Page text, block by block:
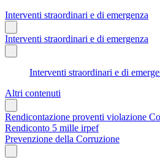
Interventi straordinari e di emergenza
Interventi straordinari e di emergenza
Interventi straordinari e di
Altri contenuti
Rendicontazione proventi violazione
Rendiconto 5 mille irpef
Prevenzione della Corruzione